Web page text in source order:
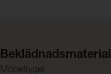
Beklädnadsmaterial
Möbeltyger